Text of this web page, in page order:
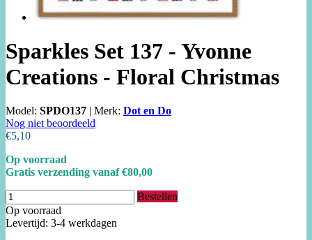
Sparkles Set 137 - Yvonne
Creations - Floral Christmas
Model: SPDO137 | Merk: Dot en Do
Nog niet beoordeeld
€5,10
Op voorraad
Gratis verzending vanaf €80,00
Bestellen
Op voorraad
Levertijd: 3-4 werkdagen